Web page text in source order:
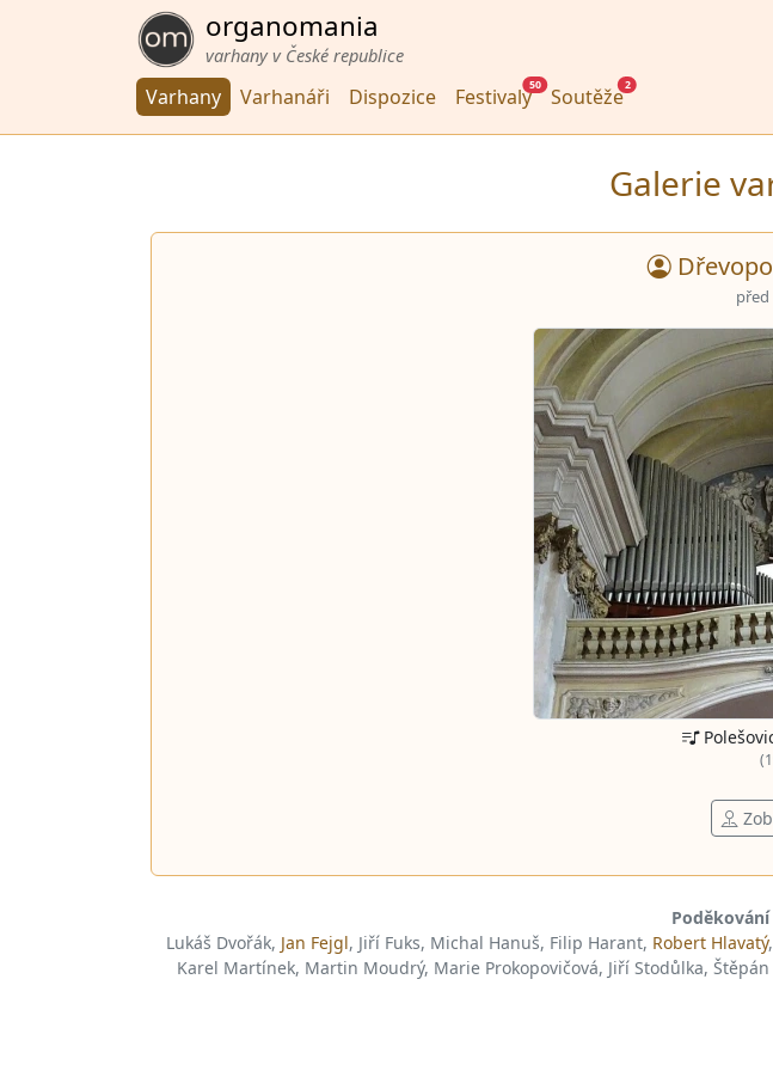
organomania
varhany v České republice
Varhany Varhanáři Dispozice Festivaly50 Soutěže2
Galerie
před
Lukáš Dvořák, Jan Fejgl, Jiří Fuks, Michal Hanuš, Filip Harant, Robert Hlavatý,
Karel Martínek, Martin Moudrý, Marie Prokopovičová, Jiří Stodůlka,